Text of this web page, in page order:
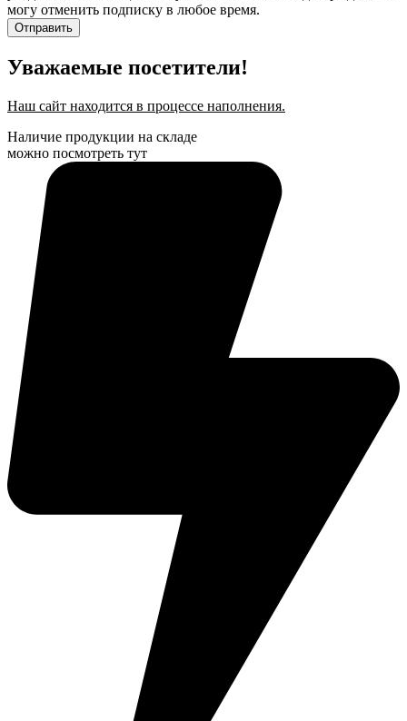
могу отменить подписку в любое время.
Отправить
Уважаемые посетители!
Наш сайт находится в процессе наполнения.
Наличие продукции на складе
можно посмотреть тут